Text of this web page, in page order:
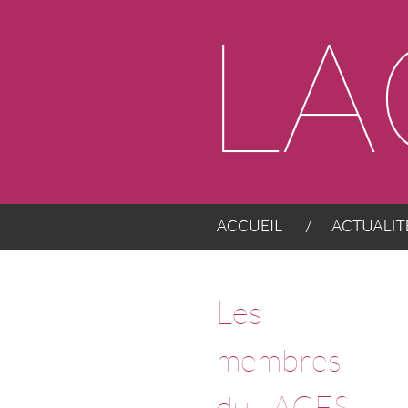
Les
membres